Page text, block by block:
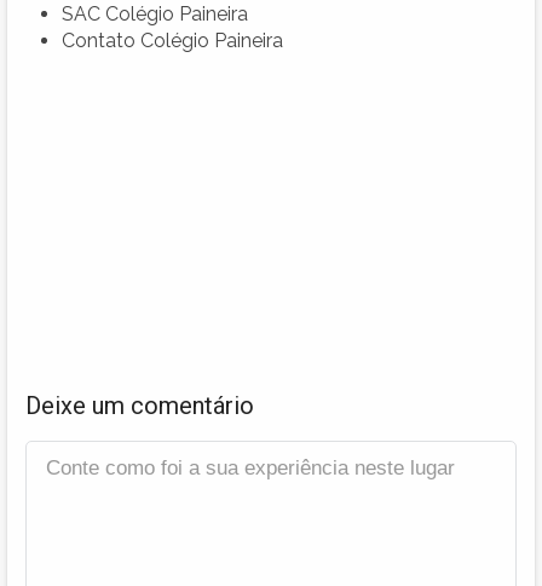
SAC Colégio Paineira
Contato Colégio Paineira
Deixe um comentário